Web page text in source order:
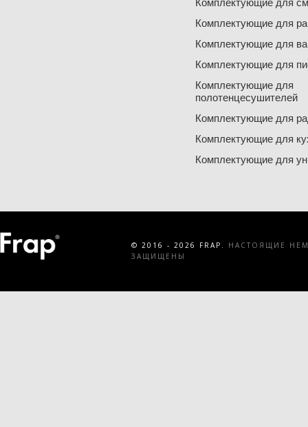
Комплектующие для
Комплектующие для
Комплектующие для
Комплектующие для
Комплектующие для
полотенцесушителей
Комплектующие для
Комплектующие для
Комплектующие для
© 2016 - 2026 FRAP.
НАСТОЯЩИЕ
ЗАЩИЩЕНЫ